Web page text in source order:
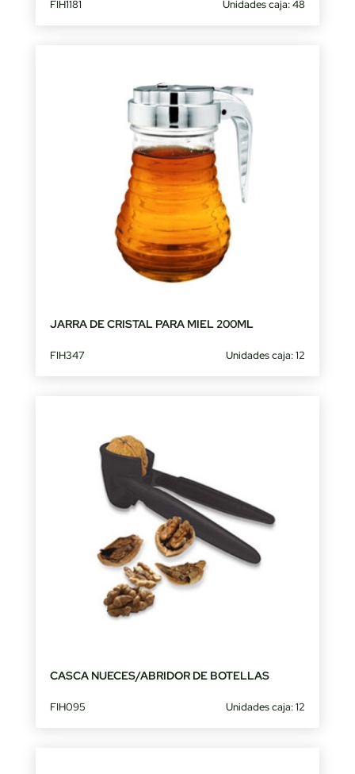
FIH1181 Unidades caja: 48
JARRA DE CRISTAL PARA MIEL 200ML
FIH347 Unidades caja: 12
CASCA NUECES/ABRIDOR DE BOTELLAS
FIH095 Unidades caja: 12